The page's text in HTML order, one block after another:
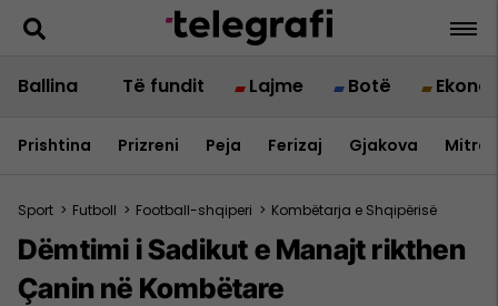
Ballina Të fundit Lajme Botë
Prishtina Prizreni Peja Ferizaj Gjakova
Sport > Futboll > Football-shqiperi > Kombëtarja e Shqipërisë
Dëmtimi i Sadikut e Manajt rikthen
Çanin në Kombëtare